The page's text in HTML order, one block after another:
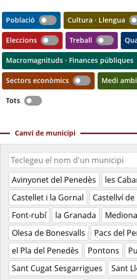
Població Cultura · Llengua
Eleccions Treball
Macromagnituds · Finances públiques
Sectors econòmics Medi
Tots
Canvi de municipi
Avinyonet del Penedès
les
Castellet i la Gornal
Castellví
Font-rubí
la Granada Mediona
Olesa de Bonesvalls
Pacs del
el Pla del Penedès
Pontons
Sant Cugat Sesgarrigues
Sant